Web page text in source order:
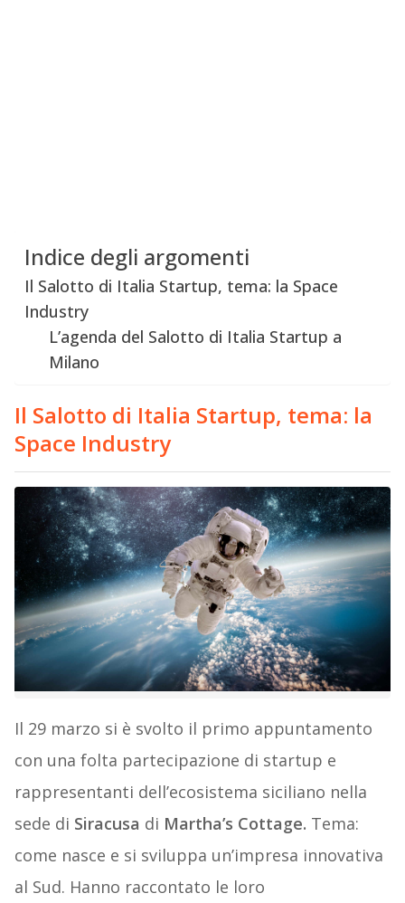
Indice degli argomenti
Il Salotto di Italia Startup, tema: la Space
Industry
L’agenda del Salotto di Italia Startup a
Milano
Il Salotto di Italia Startup, tema: la
Space Industry
Il 29 marzo si è svolto il primo appuntamento
con una folta partecipazione di startup e
rappresentanti dell’ecosistema siciliano nella
sede di Siracusa di Martha’s Cottage. Tema:
come nasce e si sviluppa un’impresa innovativa
al Sud. Hanno raccontato le loro